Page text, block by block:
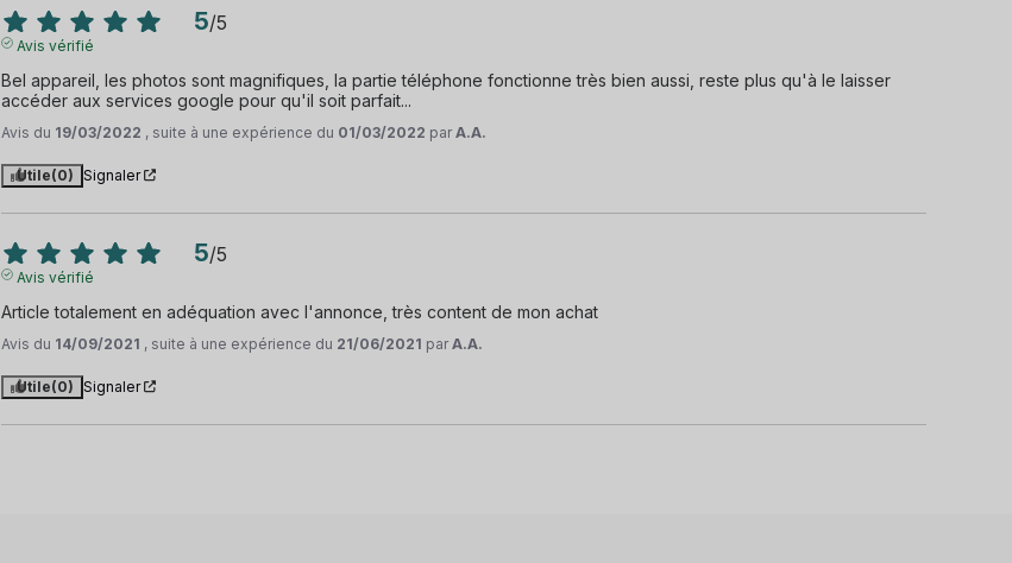
5/5
Avis vérifié
Bel appareil, les photos sont magnifiques, la partie téléphone fonctionne très bien aussi, reste plus qu'à le laisser
accéder aux services google pour qu'il soit parfait...
Avis du 19/03/2022 , suite à une expérience du 01/03/2022 parA.A.
Utile(0) Signaler
5/5
Avis vérifié
Article totalement en adéquation avec l'annonce, très content de mon achat
Avis du 14/09/2021 , suite à une expérience du 21/06/2021 parA.A.
Utile(0) Signaler